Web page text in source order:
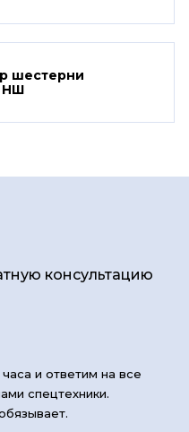
шестерни
НШ
консультацию
и ответим на все
спецтехники.